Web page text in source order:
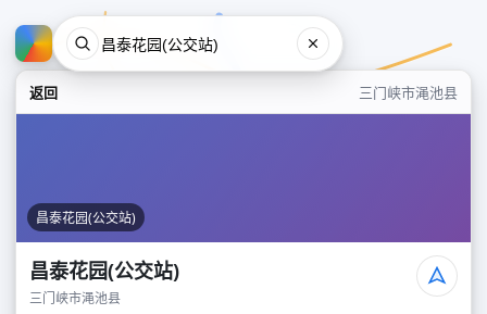
返回 三门峡市渑池县
昌泰花园(公交站)
昌泰花园(公交站)
三门峡市渑池县